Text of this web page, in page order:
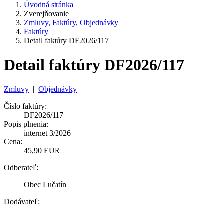
Úvodná stránka
Zverejňovanie
Zmluvy, Faktúry, Objednávky
Faktúry
Detail faktúry DF2026/117
Detail faktúry DF2026/117
Zmluvy | Objednávky
Číslo faktúry:
DF2026/117
Popis plnenia:
internet 3/2026
Cena:
45,90 EUR
Odberateľ:
Obec Lučatín
Dodávateľ: